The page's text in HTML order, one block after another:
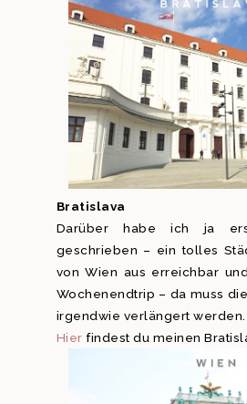
Bratislava
Darüber habe ich ja
geschrieben – ein tolles
von Wien aus erreichbar
Wochenendtrip – da muss
irgendwie verlängert werden.
Hier findest du meinen